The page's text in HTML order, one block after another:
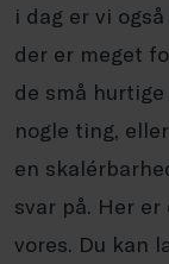
i dag er vi
der er meget
de små hurtige
nogle ting,
en
svar på. Her
vores. Du kan